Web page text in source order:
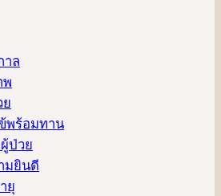
าล
พ
ย
พร้อมทาน
ป่วย
มยินดี
ยุ